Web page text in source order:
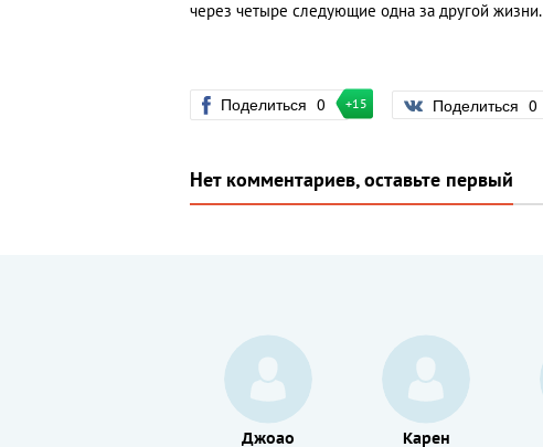
через четыре следующие одна за другой жизни.
Поделиться 0 +15 Поделиться 0
Нет комментариев, оставьте первый
Джоао Карен